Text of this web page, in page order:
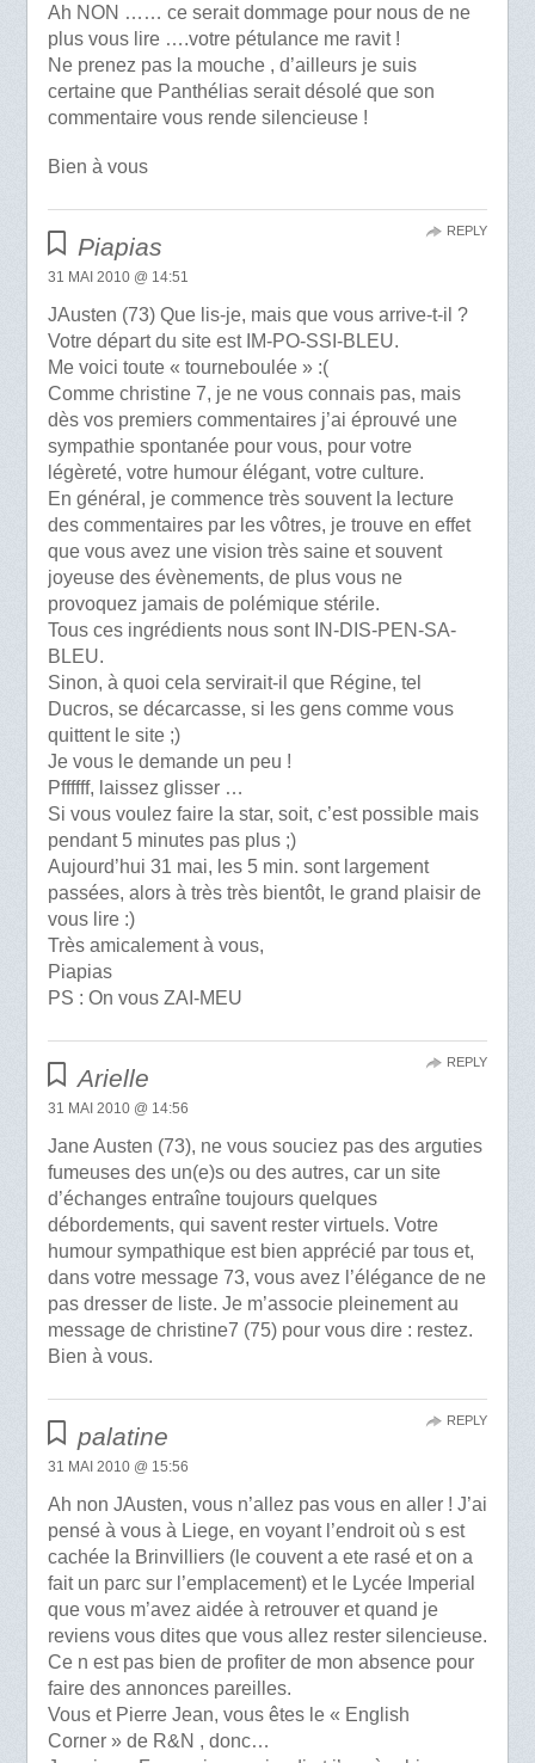
Ah NON …… ce serait dommage pour nous de ne
plus vous lire ….votre pétulance me ravit !
Ne prenez pas la mouche , d’ailleurs je suis
certaine que Panthélias serait désolé que son
commentaire vous rende silencieuse !
Bien à vous
Piapias
31 MAI 2010 @ 14:51
JAusten (73) Que lis-je, mais que vous arrive-t-il ?
Votre départ du site est IM-PO-SSI-BLEU.
Me voici toute « tourneboulée » :(
Comme christine 7, je ne vous connais pas, mais
dès vos premiers commentaires j’ai éprouvé une
sympathie spontanée pour vous, pour votre
légèreté, votre humour élégant, votre culture.
En général, je commence très souvent la lecture
des commentaires par les vôtres, je trouve en effet
que vous avez une vision très saine et souvent
joyeuse des évènements, de plus vous ne
provoquez jamais de polémique stérile.
Tous ces ingrédients nous sont IN-DIS-PEN-SA-
BLEU.
Sinon, à quoi cela servirait-il que Régine, tel
Ducros, se décarcasse, si les gens comme vous
quittent le site ;)
Je vous le demande un peu !
Pffffff, laissez glisser …
Si vous voulez faire la star, soit, c’est possible mais
pendant 5 minutes pas plus ;)
Aujourd’hui 31 mai, les 5 min. sont largement
passées, alors à très très bientôt, le grand plaisir de
vous lire :)
Très amicalement à vous,
Piapias
PS : On vous ZAI-MEU
REPLY
Arielle
31 MAI 2010 @ 14:56
Jane Austen (73), ne vous souciez pas des arguties
fumeuses des un(e)s ou des autres, car un site
d’échanges entraîne toujours quelques
débordements, qui savent rester virtuels. Votre
humour sympathique est bien apprécié par tous et,
dans votre message 73, vous avez l’élégance de ne
pas dresser de liste. Je m’associe pleinement au
message de christine7 (75) pour vous dire : restez.
Bien à vous.
REPLY
palatine
31 MAI 2010 @ 15:56
Ah non JAusten, vous n’allez pas vous en aller ! J’ai
pensé à vous à Liege, en voyant l’endroit où s est
cachée la Brinvilliers (le couvent a ete rasé et on a
fait un parc sur l’emplacement) et le Lycée Imperial
que vous m’avez aidée à retrouver et quand je
reviens vous dites que vous allez rester silencieuse.
Ce n est pas bien de profiter de mon absence pour
faire des annonces pareilles.
Vous et Pierre Jean, vous êtes le « English
Corner » de R&N , donc…
REPLY